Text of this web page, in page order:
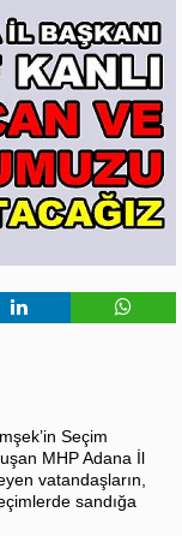
Seçim
MHP Adana İl
vatandaşların,
sandığa